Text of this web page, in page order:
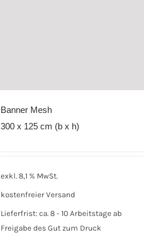
Banner Mesh
300 x 125 cm (b x h)
exkl. 8,1 % MwSt.
kostenfreier Versand
Lieferfrist: ca. 8 - 10 Arbeitstage ab
Freigabe des Gut zum Druck